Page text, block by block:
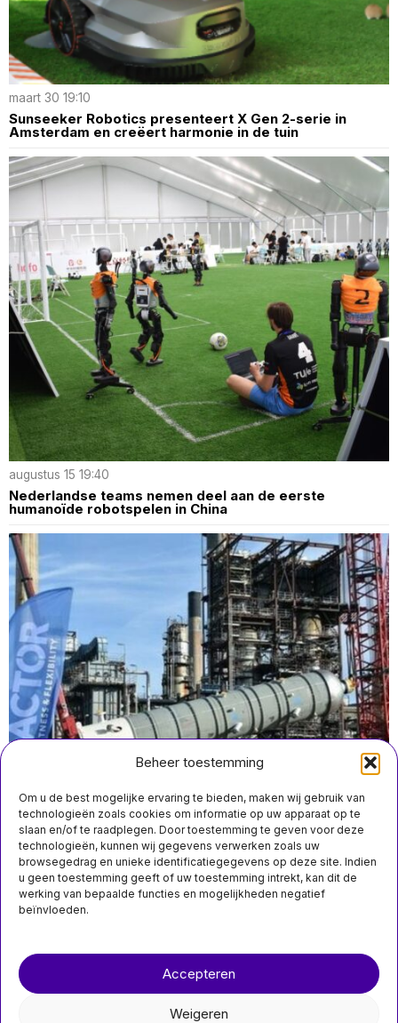
Beheer toestemming
Om u de best mogelijke ervaring te bieden, maken wij gebruik van
technologieën zoals cookies om informatie op uw apparaat op te
slaan en/of te raadplegen. Door toestemming te geven voor deze
technologieën, kunnen wij gegevens verwerken zoals uw
browsegedrag en unieke identificatiegegevens op deze site. Indien
u geen toestemming geeft of uw toestemming intrekt, kan dit de
werking van bepaalde functies en mogelijkheden negatief
beïnvloeden.
Accepteren
Weigeren
maart 30 19:10
Sunseeker Robotics presenteert X Gen 2-serie in
Amsterdam en creëert harmonie in de tuin
augustus 15 19:40
Nederlandse teams nemen deel aan de eerste
humanoïde robotspelen in China
april 9 12:30
OVV wil einde aan reiniging brandgevaarlijke tanks
zonder zuurstof
nieuwsimpuls.online
MIS HET NIET